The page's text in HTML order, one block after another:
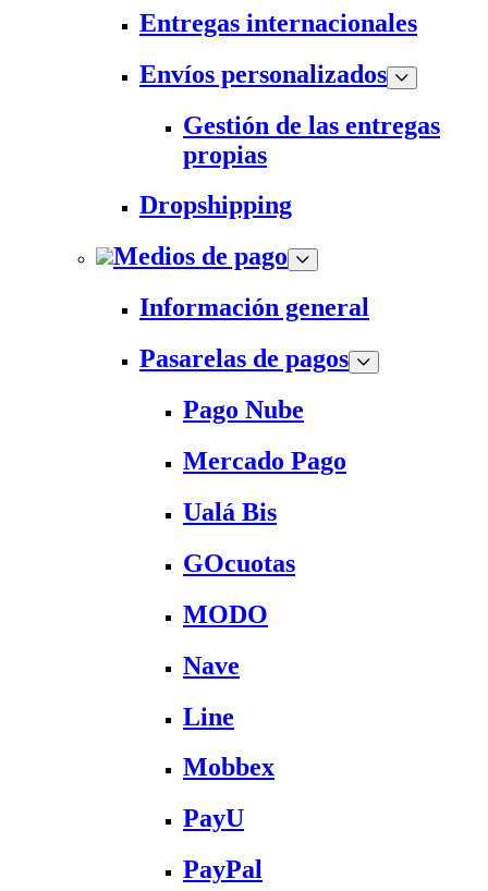
Entregas internacionales
Envíos personalizados
Gestión de las entregas
propias
Dropshipping
Medios de pago
Información general
Pasarelas de pagos
Pago Nube
Mercado Pago
Ualá Bis
GOcuotas
MODO
Nave
Line
Mobbex
PayU
PayPal